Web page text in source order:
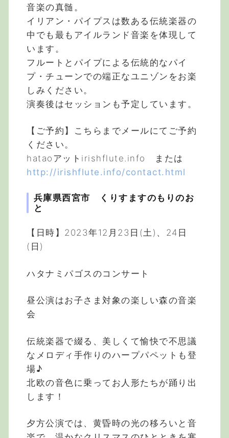
音楽の真髄。
イリアン・パイプスは数ある伝統楽器の
中でも最もアイルランド音楽を体現して
います。
フルートとパイプによる伝統的なパイ
プ・チューンでの端正なユニゾンをお楽
しみください。
演奏後はセッションも予定しています。
【ご予約】こちらまでメールにてご予約
ください。
hataoアットirishflute.info または
http://irishflute.info/contact.html
兵庫県西宮市 くりすますのもりのお
と
【日時】2023年12月23日(土)、24日
(日)
ハタナミパゴスのコンサート
昼公演はお子さま対象の楽しい森の音楽
会
伝統楽器で綴る、美しくて愉快で不思議
なメロディ手作りのハープパペットも登
場♪
北欧の音色に乗ってお人形たちが踊り出
します！
夕方公演では、黄昏時の光の移ろいと音